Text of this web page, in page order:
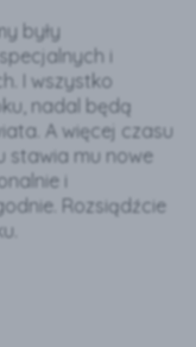
były
i
I wszystko
nadal będą
A więcej czasu
stawia mu nowe
i
Rozsiądźcie